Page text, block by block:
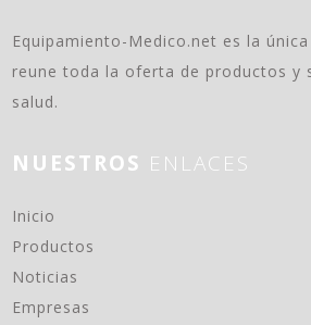
Equipamiento-Medico.net es la
reune toda la oferta de productos y
salud.
NUESTROS ENLACES
Inicio
Productos
Noticias
Empresas